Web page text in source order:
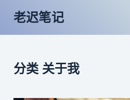
跳
过
内
老迟笔记
分类关于我